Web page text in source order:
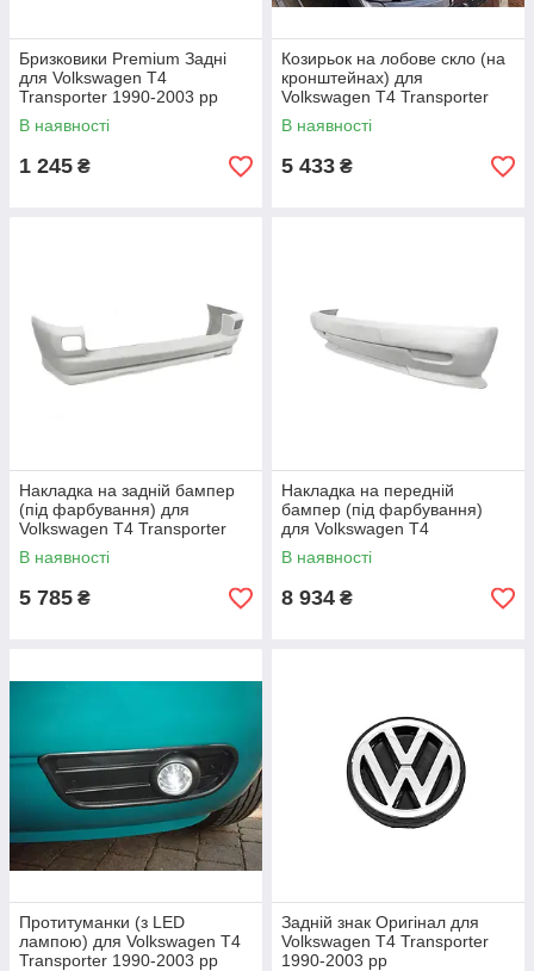
Бризковики Premium Задні
для Volkswagen T4
Transporter 1990-2003 рр
В наявності
1 245 ₴
Козирьок на лобове скло (на
кронштейнах) для
Volkswagen T4 Transporter
1990-2003 рр
В наявності
5 433 ₴
Накладка на задній бампер
(під фарбування) для
Volkswagen T4 Transporter
1990-2003 рр
В наявності
5 785 ₴
Накладка на передній
бампер (під фарбування)
для Volkswagen T4
Transporter 1990-2003 рр
В наявності
8 934 ₴
Протитуманки (з LED
лампою) для Volkswagen T4
Transporter 1990-2003 рр
Задній знак Оригінал для
Volkswagen T4 Transporter
1990-2003 рр